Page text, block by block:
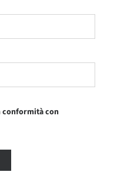
conformità con